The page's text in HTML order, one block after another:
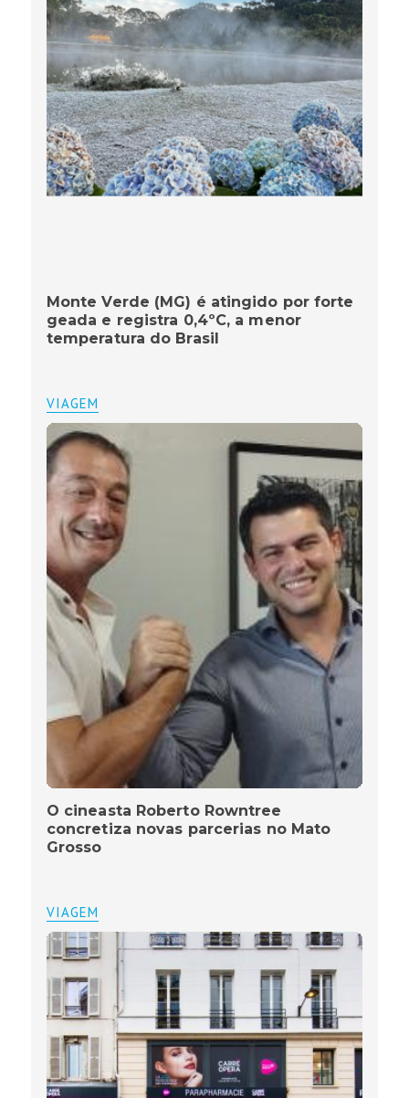
Monte Verde (MG) é atingido por forte
geada e registra 0,4ºC, a menor
temperatura do Brasil
VIAGEM
O cineasta Roberto Rowntree
concretiza novas parcerias no Mato
Grosso
VIAGEM